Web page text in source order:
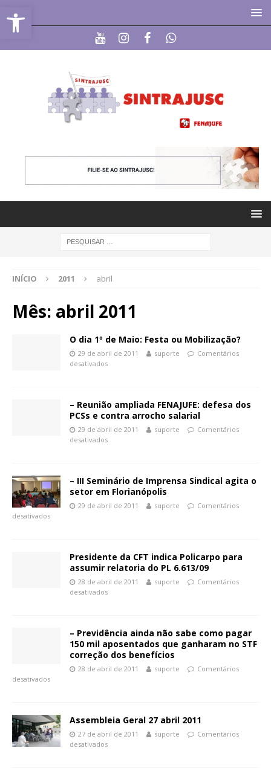
Abrir a barra de ferramentas
INÍCIO 2011 abril
Mês: abril 2011
O dia 1º de Maio: Festa ou Mobilização?
29 de abril de 2011 suporte
Comentários
desativados
– Reunião ampliada FENAJUFE: defesa dos
PCSs e contra arrocho salarial
29 de abril de 2011 suporte
Comentários
desativados
– III Seminário de Imprensa Sindical agita o
setor em Florianópolis
29 de abril de 2011 suporte
Comentários
desativados
Presidente da CFT indica Policarpo para
assumir relatoria do PL 6.613/09
28 de abril de 2011 suporte
Comentários
desativados
– Previdência ainda não sabe como pagar
150 mil aposentados que ganharam no STF
correção dos benefícios
28 de abril de 2011 suporte
Comentários
desativados
Assembleia Geral 27 abril 2011
27 de abril de 2011 suporte
Comentários
desativados